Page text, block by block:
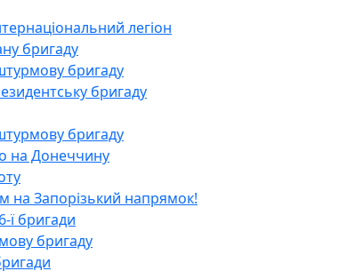
легіон
бригаду
бригаду
бригаду
бригаду
на Донеччину
на Запорізький напрямок!
ї бригади
бригаду